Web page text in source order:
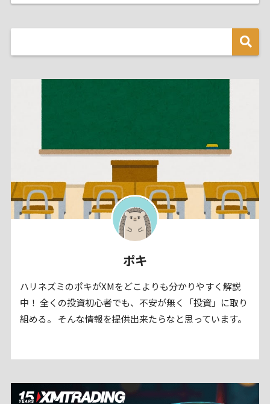
ポキ
ハリネズミのポキがXMをどこよりも分かりやすく解説
中！ 全くの投資初心者でも、不安が無く「投資」に取り
組める。 そんな情報を提供出来たらなと思っています。